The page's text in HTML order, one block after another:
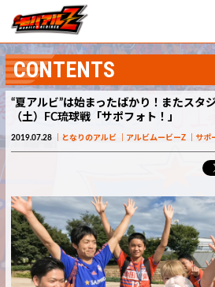
CONTENTS
“夏アルビ”は始まったばかり！またスタ
（土）FC琉球戦「サポフォト！」
2019.07.28 となりのアルビ アルビムービーZ サポ